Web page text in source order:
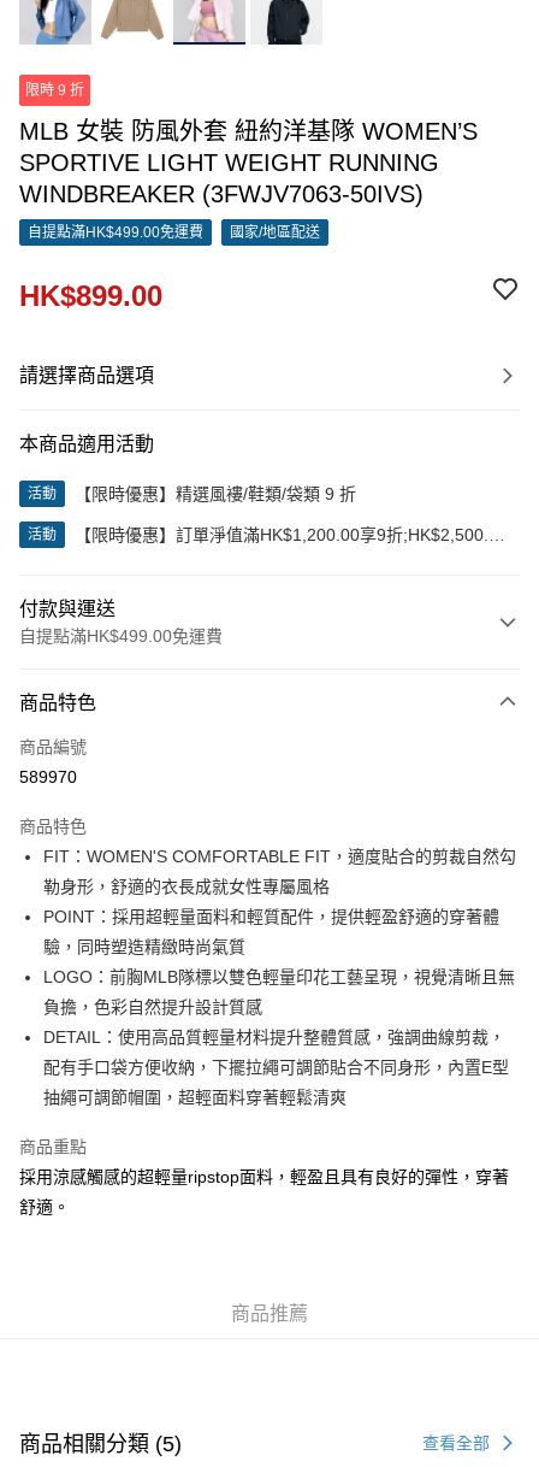
限時 9 折
MLB 女裝 防風外套 紐約洋基隊 WOMEN’S
SPORTIVE LIGHT WEIGHT RUNNING
WINDBREAKER (3FWJV7063-50IVS)
自提點滿HK$499.00免運費 國家/地區配送
HK$899.00
請選擇商品選項
本商品適用活動
活動 【限時優惠】精選風褸/鞋類/袋類 9 折
活動
【限時優惠】訂單淨值滿HK$1,200.00享9折;HK$2,500.00
付款與運送
自提點滿HK$499.00免運費
信用卡
Apple Pay
AlipayHK
WeChat Pay
送貨方式
每筆HK$50.00，滿HK$499.00或以上免運費
付款後順豐合作便利店
每筆HK$50.00，滿HK$499.00或以上免運費
送貨上門免運優惠
每筆HK$50.00，滿HK$499.00或以上免運費
商品特色
商品編號
589970
商品特色
FIT：WOMEN'S COMFORTABLE FIT，適度貼合的剪裁自然勾
勒身形，舒適的衣長成就女性專屬風格
POINT：採用超輕量面料和輕質配件，提供輕盈舒適的穿著體
驗，同時塑造精緻時尚氣質
LOGO：前胸MLB隊標以雙色輕量印花工藝呈現，視覺清晰且無
負擔，色彩自然提升設計質感
DETAIL：使用高品質輕量材料提升整體質感，強調曲線剪裁，
配有手口袋方便收納，下擺拉繩可調節貼合不同身形，內置E型
抽繩可調節帽圍，超輕面料穿著輕鬆清爽
商品重點
採用涼感觸感的超輕量ripstop面料，輕盈且具有良好的彈性，穿著
舒適。
商品推薦
商品相關分類 (5) 查看全部